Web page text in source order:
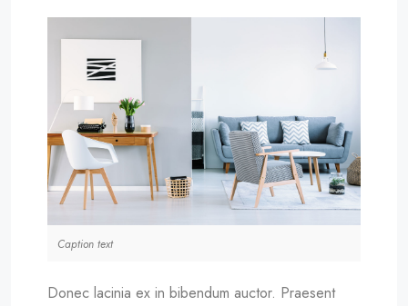
Caption text
Donec lacinia ex in bibendum auctor. Praesent